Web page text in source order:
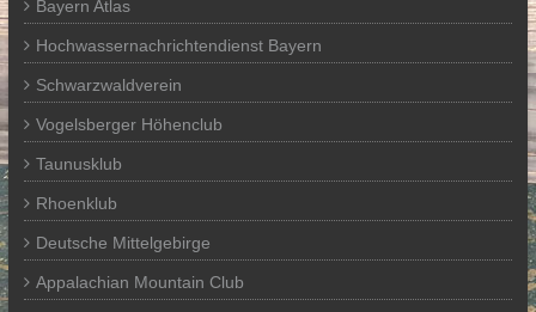
Bayern Atlas
Hochwassernachrichtendienst Bayern
Schwarzwaldverein
Vogelsberger Höhenclub
Taunusklub
Rhoenklub
Deutsche Mittelgebirge
Appalachian Mountain Club